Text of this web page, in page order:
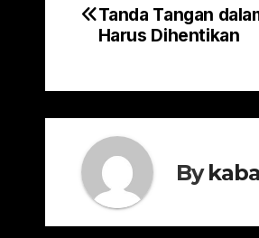
pos
Tanda Tangan
Harus Dihentikan
By